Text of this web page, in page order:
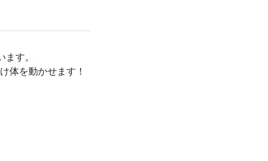
す。
体を動かせます！